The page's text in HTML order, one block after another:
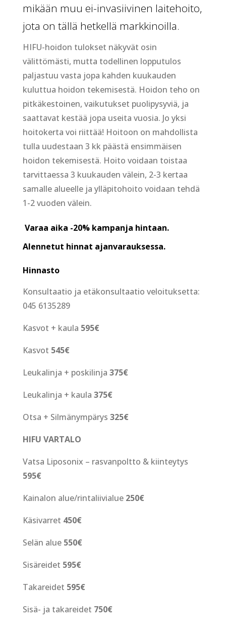
mikään muu ei-invasiivinen laitehoito,
jota on tällä hetkellä markkinoilla.
HIFU-hoidon tulokset näkyvät osin
välittömästi, mutta todellinen lopputulos
paljastuu vasta jopa kahden kuukauden
kuluttua hoidon tekemisestä. Hoidon teho on
pitkäkestoinen, vaikutukset puolipysyviä, ja
saattavat kestää jopa useita vuosia. Jo yksi
hoitokerta voi riittää! Hoitoon on mahdollista
tulla uudestaan 3 kk päästä ensimmäisen
hoidon tekemisestä. Hoito voidaan toistaa
tarvittaessa 3 kuukauden välein, 2-3 kertaa
samalle alueelle ja ylläpitohoito voidaan tehdä
1-2 vuoden välein.
Varaa aika -20% kampanja hintaan.
Alennetut hinnat ajanvarauksessa.
Hinnasto
Konsultaatio ja etäkonsultaatio veloituksetta:
045 6135289
Kasvot + kaula 595€
Kasvot 545€
Leukalinja + poskilinja 375€
Leukalinja + kaula 375€
Otsa + Silmänympärys 325€
HIFU VARTALO
Vatsa Liposonix – rasvanpoltto & kiinteytys
595€
Kainalon alue/rintaliivialue 250€
Käsivarret 450€
Selän alue 550€
Sisäreidet 595€
Takareidet 595€
Sisä- ja takareidet 750€